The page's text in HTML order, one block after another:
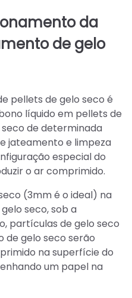
da
de gelo
pellets de gelo seco é
líquido em pellets de
de determinada
jateamento e limpeza
especial do
o ar comprimido.
(3mm é o ideal) na
seco, sob a
partículas de gelo seco
de gelo seco serão
na superfície do
um papel na